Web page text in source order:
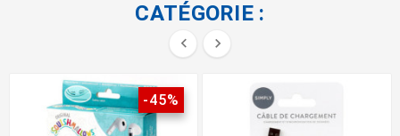
CATÉGORIE :
 
-45%